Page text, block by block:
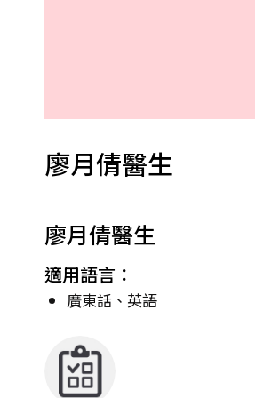
廖月倩醫生
廖月倩醫生
適用語言：
廣東話、英語